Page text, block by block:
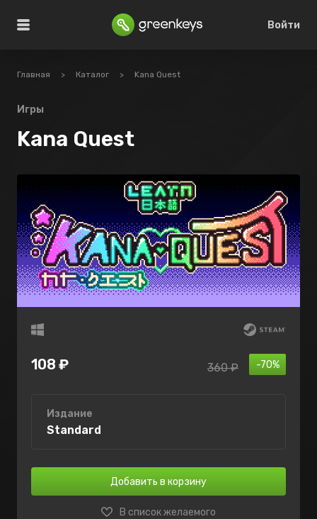
Войти
Главная > Каталог > Kana Quest
Игры
Kana Quest
108 ₽ -70%
360 ₽
Издание
Standard
Добавить в корзину
В список желаемого